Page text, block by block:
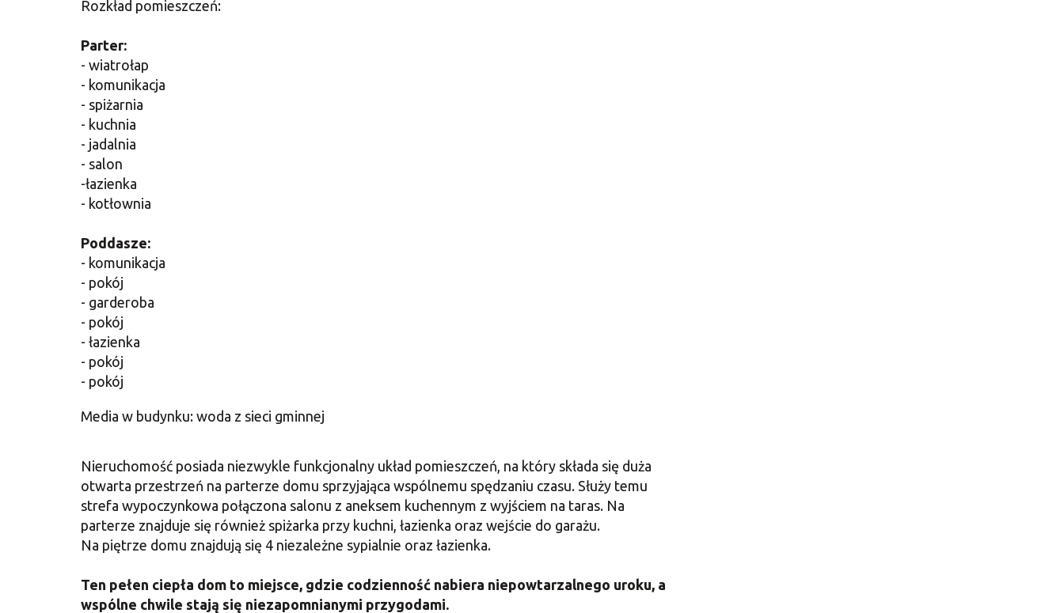
Rozkład pomieszczeń:
Parter:
- wiatrołap
- komunikacja
- spiżarnia
- kuchnia
- jadalnia
- salon
-łazienka
- kotłownia
Poddasze:
- komunikacja
- pokój
- garderoba
- pokój
- łazienka
- pokój
- pokój
Media w budynku: woda z sieci gminnej
Nieruchomość posiada niezwykle funkcjonalny układ pomieszczeń, na który składa się duża
otwarta przestrzeń na parterze domu sprzyjająca wspólnemu spędzaniu czasu. Służy temu
strefa wypoczynkowa połączona salonu z aneksem kuchennym z wyjściem na taras. Na
parterze znajduje się również spiżarka przy kuchni, łazienka oraz wejście do garażu.
Na piętrze domu znajdują się 4 niezależne sypialnie oraz łazienka.
Ten pełen ciepła dom to miejsce, gdzie codzienność nabiera niepowtarzalnego uroku, a
wspólne chwile stają się niezapomnianymi przygodami.